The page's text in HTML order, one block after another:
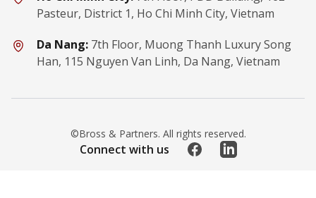
Pasteur, District 1, Ho Chi Minh City, Vietnam
Da Nang: 7th Floor, Muong Thanh Luxury Song
Han, 115 Nguyen Van Linh, Da Nang, Vietnam
©Bross & Partners. All rights reserved.
Connect with us FacebookLinkedIn